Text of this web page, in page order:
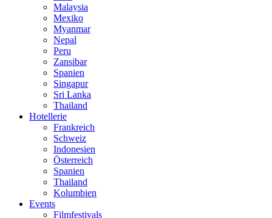
Malaysia
Mexiko
Myanmar
Nepal
Peru
Zansibar
Spanien
Singapur
Sri Lanka
Thailand
Hotellerie
Frankreich
Schweiz
Indonesien
Österreich
Spanien
Thailand
Kolumbien
Events
Filmfestivals